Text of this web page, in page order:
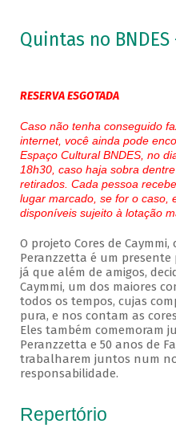
Quintas no
RESERVA ESGOTADA
Caso não tenha conseguido
internet, você ainda pode
Espaço Cultural BNDES, no
18h30, caso haja sobra
retirados. Cada pessoa
lugar marcado, se for o caso,
disponíveis sujeito à lotação
O projeto Cores de
Peranzzetta é um
já que além de amigos,
Caymmi, um dos maiores
todos os tempos, cujas
pura, e nos contam as
Eles também comemoram
Peranzzetta e 50 anos de
trabalharem juntos num
responsabilidade.
Repertório